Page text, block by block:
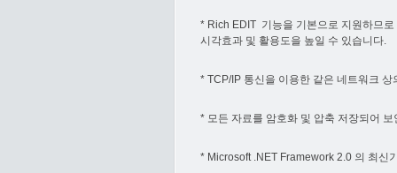
* Rich EDIT 기능을 기본으로 지원하므
시각효과 및 활용도을 높일 수 있습니다.
* TCP/IP 통신을 이용한 같은 네트워크
* 모든 자료를 암호화 및 압축 저장되어
* Microsoft .NET Framework 2.0 의 최신